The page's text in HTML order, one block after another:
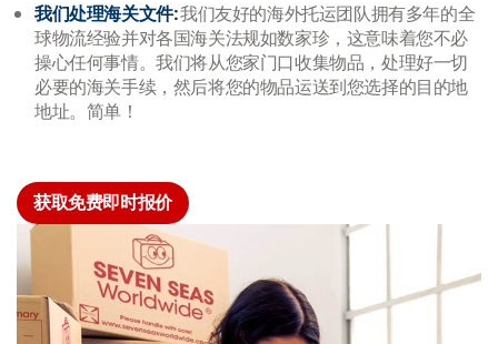
我们处理海关文件:我们友好的海外托运团队拥有多年的全
球物流经验并对各国海关法规如数家珍，这意味着您不必
操心任何事情。我们将从您家门口收集物品，处理好一切
必要的海关手续，然后将您的物品运送到您选择的目的地
地址。简单！
获取免费即时报价